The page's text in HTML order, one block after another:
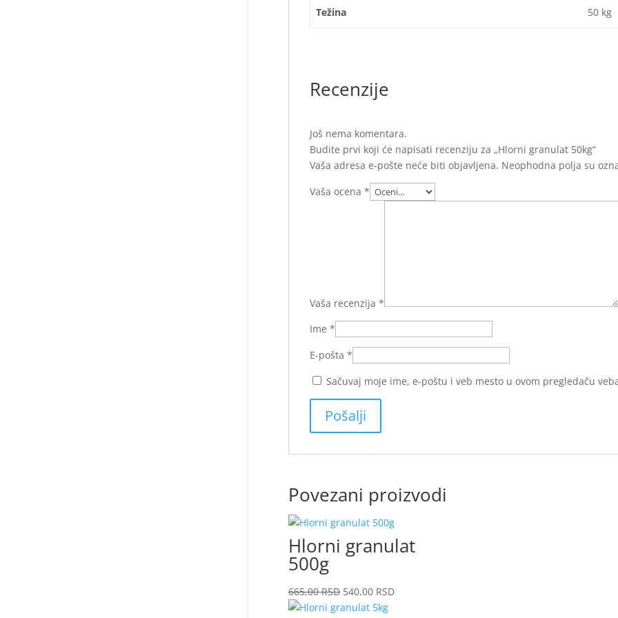
Težina 50 kg
Recenzije
Još nema komentara.
Budite prvi koji će napisati recenziju za „Hlorni granulat 50kg“
Vaša adresa e-pošte neće biti objavljena. Neophodna polja su
Vaša ocena *
Vaša recenzija *
Ime *
E-pošta *
Sačuvaj moje ime, e-poštu i veb mesto u ovom pregledaču
Povezani proizvodi
Hlorni granulat
500g
665,00RSD Originalna
cena
540,00RSDTrenutna